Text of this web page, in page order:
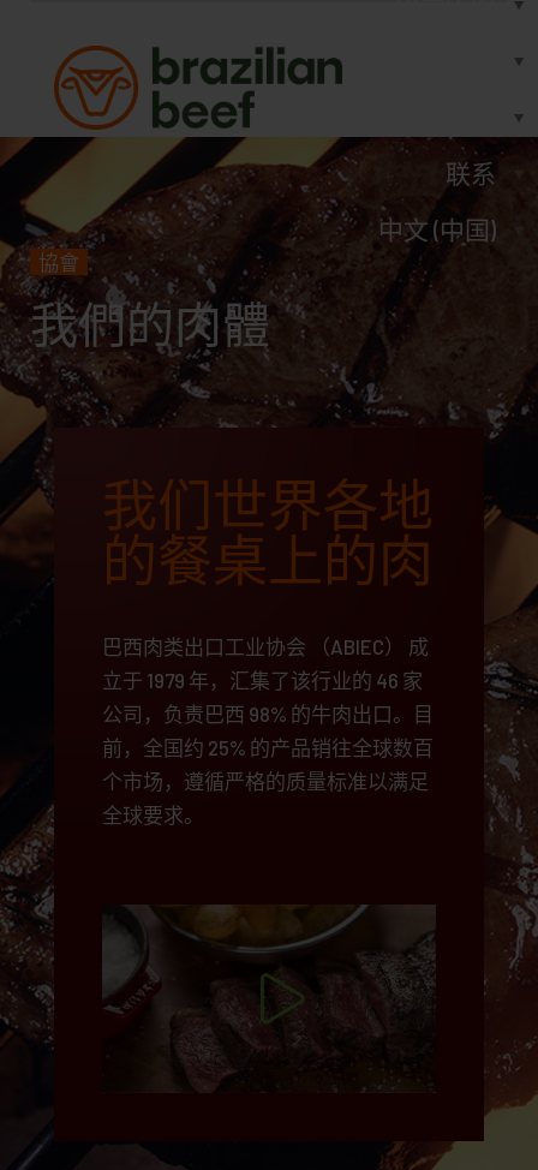
联系
中文 (中国)
協會
我們的肉體
我们世界各地
的餐桌上的肉
巴西肉类出口工业协会 （ABIEC） 成
立于 1979 年，汇集了该行业的 46 家
公司，负责巴西 98% 的牛肉出口。目
前，全国约 25% 的产品销往全球数百
个市场，遵循严格的质量标准以满足
全球要求。